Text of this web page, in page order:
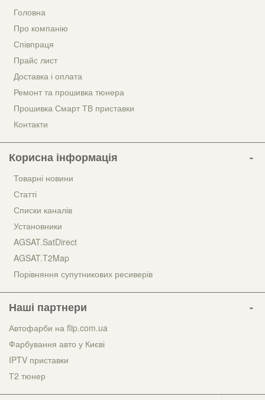
Головна
Про компанію
Співпраця
Прайс лист
Доставка і оплата
Ремонт та прошивка тюнера
Прошивка Смарт ТВ приставки
Контакти
Корисна інформація
Товарні новини
Статті
Списки каналів
Установники
AGSAT.SatDirect
AGSAT.T2Map
Порівняння супутникових ресиверів
Наші партнери
Автофарби на flip.com.ua
Фарбування авто у Києві
IPTV приставки
Т2 тюнер